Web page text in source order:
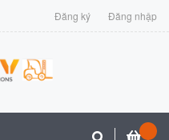
Đăng ký Đăng nhập